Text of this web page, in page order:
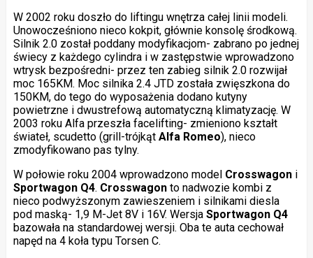
W 2002 roku doszło do liftingu wnętrza całej linii modeli.
Unowocześniono nieco kokpit, głównie konsolę środkową.
Silnik 2.0 został poddany modyfikacjom- zabrano po jednej
świecy z każdego cylindra i w zastępstwie wprowadzono
wtrysk bezpośredni- przez ten zabieg silnik 2.0 rozwijał
moc 165KM. Moc silnika 2.4 JTD została zwięszkona do
150KM, do tego do wyposażenia dodano kutyny
powietrzne i dwustrefową automatyczną klimatyzację. W
2003 roku Alfa przeszła facelifting- zmieniono kształt
świateł, scudetto (grill-trójkąt Alfa Romeo), nieco
zmodyfikowano pas tylny.
W połowie roku 2004 wprowadzono model Crosswagoni
Sportwagon Q4. Crosswagonto nadwozie kombi z
nieco podwyższonym zawieszeniem i silnikami diesla
pod maską- 1,9 M-Jet 8V i 16V. Wersja Sportwagon Q4
bazowała na standardowej wersji. Oba te auta cechował
napęd na 4 koła typu Torsen C.